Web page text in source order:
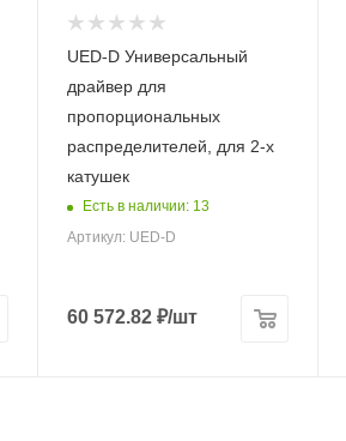
UED-D Универсальный
драйвер для
пропорциональных
распределителей, для 2-х
катушек
Есть в наличии: 13
Артикул: UED-D
60 572.82₽/шт